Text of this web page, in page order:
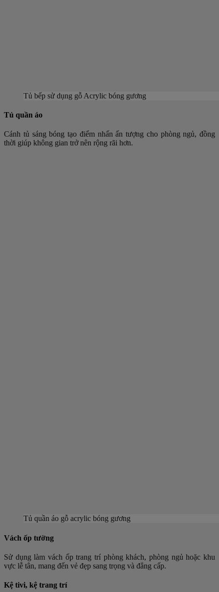
Tủ bếp sử dụng gỗ Acrylic bóng gương
Tủ quần áo
Cánh tủ sáng bóng tạo điểm nhấn ấn tượng cho phòng ngủ, đồng
thời giúp không gian trở nên rộng rãi hơn.
Tủ quần áo gỗ acrylic bóng gương
Vách ốp tường
Sử dụng làm vách ốp trang trí phòng khách, phòng ngủ hoặc khu
vực lễ tân, mang đến vẻ đẹp sang trọng và đẳng cấp.
Kệ tivi, kệ trang trí